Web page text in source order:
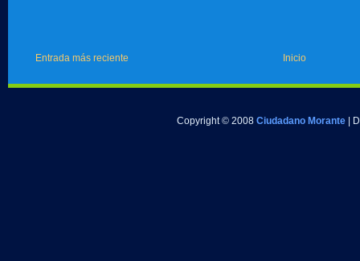
Entrada más reciente Inicio
Copyright © 2008 Ciudadano Morante |